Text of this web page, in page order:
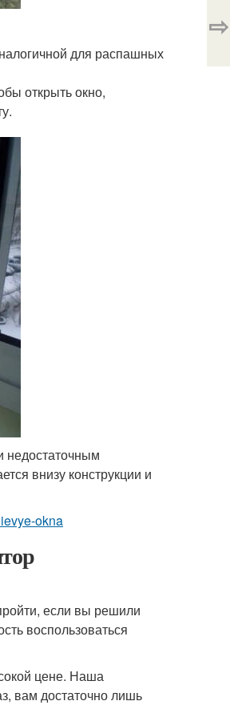
для распашных
открыть окно,
недостаточным
внизу конструкции и
okna
если вы решили
воспользоваться
цене. Наша
вам достаточно лишь
⇨